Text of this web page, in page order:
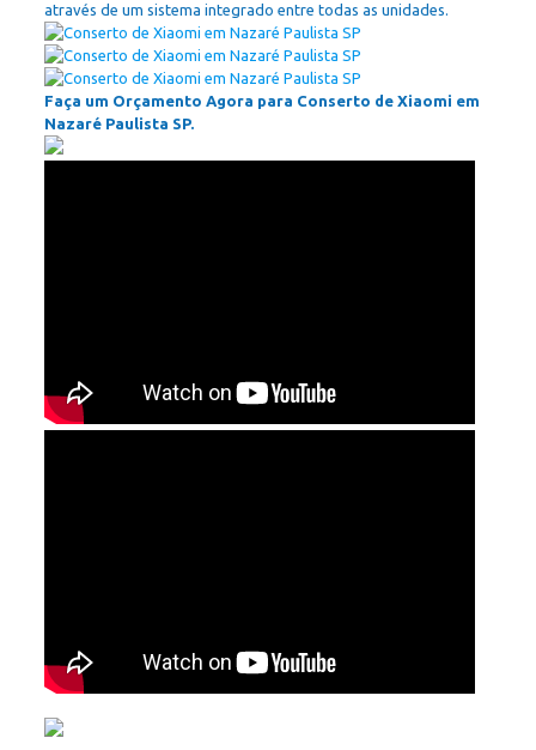
através de um sistema integrado entre todas as unidades.
Faça um Orçamento Agora para Conserto de Xiaomi em
Nazaré Paulista SP.